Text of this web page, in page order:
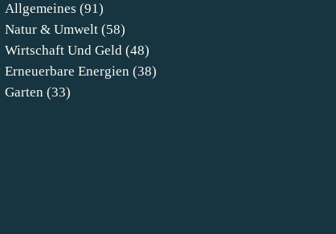
Allgemeines (91)
Natur & Umwelt (58)
Wirtschaft Und Geld (48)
Erneuerbare Energien (38)
Garten (33)